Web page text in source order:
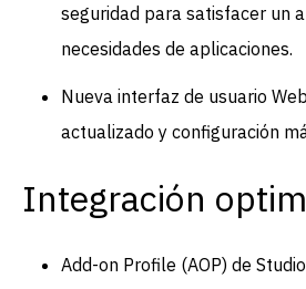
seguridad para satisfacer un
necesidades de aplicaciones.
Nueva interfaz de usuario
actualizado y configuración
Integración
Add-on Profile (AOP) de